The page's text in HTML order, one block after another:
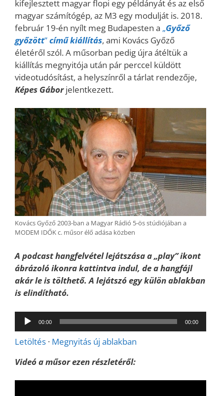
kifejlesztett magyar flopi egy példányát és az első
magyar számítógép, az M3 egy modulját is. 2018.
február 19-én nyílt meg Budapesten a „Győző
győzött”című kiállítás, ami Kovács Győző
életéről szól. A műsorban pedig újra átéltük a
kiállítás megnyitója után pár perccel küldött
videotudósítást, a helyszínről a tárlat rendezője,
Képes Gábor jelentkezett.
Kovács Győző 2003-ban a Magyar Rádió 5-ös stúdiójában a
MODEM IDŐK c. műsor élő adása közben
A podcast hangfelvétel lejátszása a „play” ikont
ábrázoló ikonra kattintva indul, de a hangfájl
akár le is tölthető. A lejátszó egy külön ablakban
is elindítható.
Audió
lejátszó
00:00 00:00
Letöltés · Megnyitás új ablakban
Videó a műsor ezen részletéről: